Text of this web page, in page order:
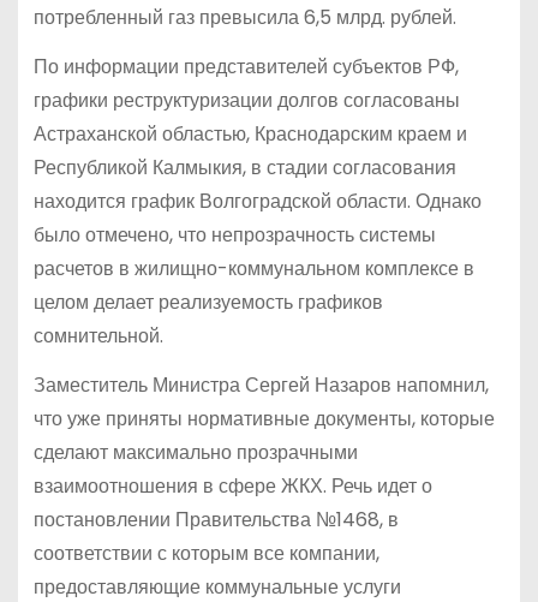
потребленный газ превысила 6,5 млрд. рублей.
По информации представителей субъектов РФ,
графики реструктуризации долгов согласованы
Астраханской областью, Краснодарским краем и
Республикой Калмыкия, в стадии согласования
находится график Волгоградской области. Однако
было отмечено, что непрозрачность системы
расчетов в жилищно-коммунальном комплексе в
целом делает реализуемость графиков
сомнительной.
Заместитель Министра Сергей Назаров напомнил,
что уже приняты нормативные документы, которые
сделают максимально прозрачными
взаимоотношения в сфере ЖКХ. Речь идет о
постановлении Правительства №1468, в
соответствии с которым все компании,
предоставляющие коммунальные услуги